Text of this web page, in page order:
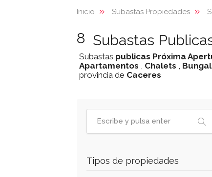
Inicio Subastas Propiedades
8 Subastas
Subastas publicas Próxima
Apartamentos , Chalets ,
provincia de Caceres
Tipos de propiedades